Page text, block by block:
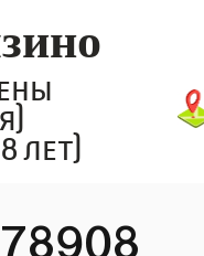
лет)